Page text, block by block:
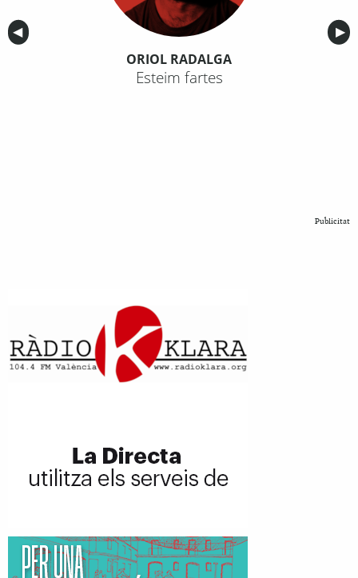
Anterior
◀︎ ▶︎
ORIOL RADALGA
Esteim fartes
Publicitat